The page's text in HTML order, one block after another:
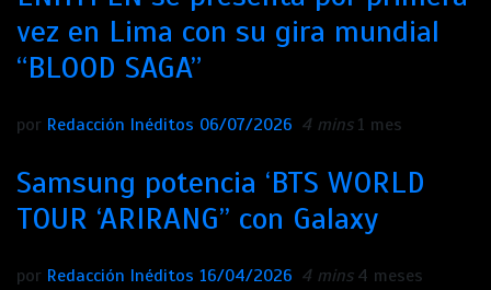
vez en Lima con su gira mundial
“BLOOD SAGA”
por Redacción Inéditos 06/07/2026 4 mins 1 mes
Samsung potencia ‘BTS WORLD
TOUR ‘ARIRANG’’ con Galaxy
por Redacción Inéditos 16/04/2026 4 mins 4 meses